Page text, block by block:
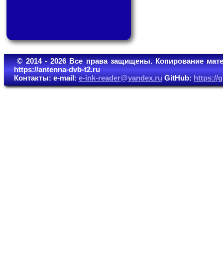
© 2014 - 2026 Все права защищены. Копирование
https://antenna-dvb-t2.ru
Контакты: e-mail:e-ink-reader@yandex.ruGitHub:https://